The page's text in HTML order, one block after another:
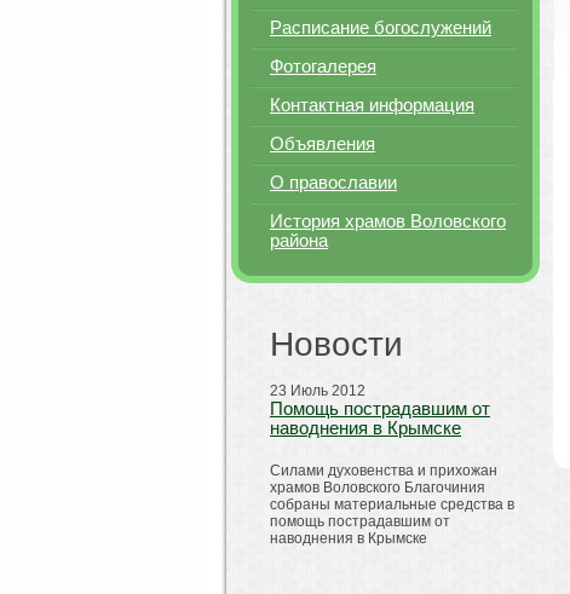
Расписание богослужений
Фотогалерея
Контактная информация
Объявления
О православии
История храмов Воловского
района
Новости
23 Июль 2012
Помощь пострадавшим от
наводнения в Крымске
Силами духовенства и прихожан
храмов Воловского Благочиния
собраны материальные средства в
помощь пострадавшим от
наводнения в Крымске